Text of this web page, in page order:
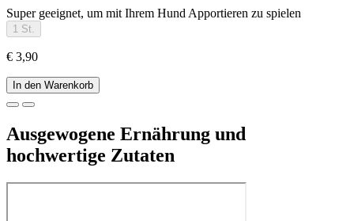
Super geeignet, um mit Ihrem Hund Apportieren zu spielen
1 St.
€ 3,90
In den Warenkorb
Ausgewogene Ernährung und
hochwertige Zutaten